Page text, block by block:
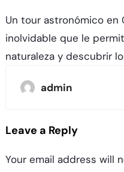
Un tour astronómico en
inolvidable que le
naturaleza y descubrir
admin
Leave a Reply
Your email address will